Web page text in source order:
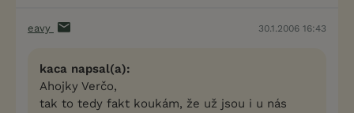
eavy 30.1.2006 16:43
kaca napsal(a):
Ahojky Verčo,
tak to tedy fakt koukám, že už jsou i u nás